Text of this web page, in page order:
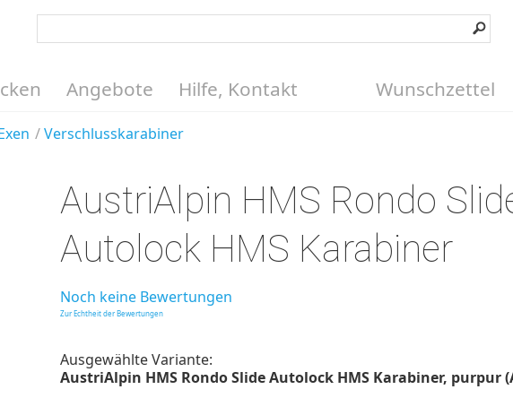
Angebote Hilfe, Kontakt Wunschzettel
Verschlusskarabiner
AustriAlpin HMS Rondo
Autolock HMS Karabiner
Noch keine Bewertungen
Zur Echtheit der Bewertungen
Ausgewählte Variante:
AustriAlpin HMS Rondo Slide Autolock HMS Karabiner, purpur